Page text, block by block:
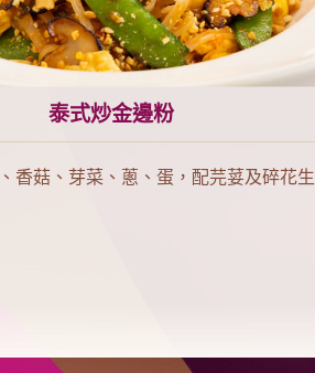
泰式炒金邊粉
香菇、芽菜、蔥、蛋，配芫荽及碎花生